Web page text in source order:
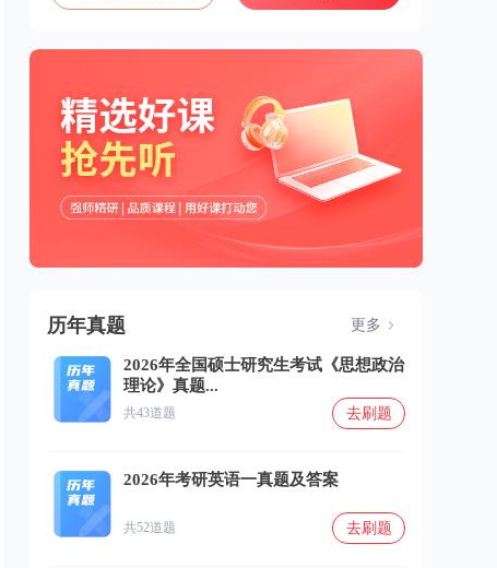
历年真题 更多
2026年全国硕士研究生考试《思想政治
理论》真题...
共43道题 去刷题
2026年考研英语一真题及答案
共52道题 去刷题